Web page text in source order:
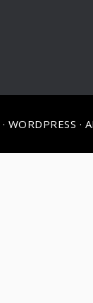
· WORDPRESS ·